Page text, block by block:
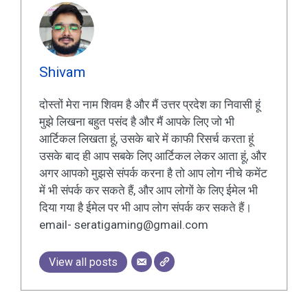
Shivam
दोस्तों मेरा नाम शिवम है और मैं उत्तर प्रदेश का निवासी हूं
मुझे लिखना बहुत पसंद है और मैं आपके लिए जो भी
आर्टिकल लिखता हूं, उसके बारे में काफी रिसर्च करता हूं
उसके बाद ही आप सबके लिए आर्टिकल लेकर आता हूं, और
अगर आपको मुझसे संपर्क करना है तो आप लोग नीचे कमेंट
में भी संपर्क कर सकते हैं, और आप लोगों के लिए ईमेल भी
दिया गया है ईमेल पर भी आप लोग संपर्क कर सकते हैं।
email- seratigaming@gmail.com
View all posts